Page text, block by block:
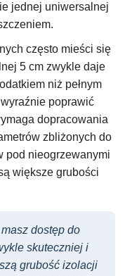
jednej uniwersalnej
często mieści się
5 cm zwykle daje
niż pełnym
poprawić
dopracowania
zbliżonych do
pod nieogrzewanymi
większe grubości
dostęp do
skuteczniej i
grubość izolacji